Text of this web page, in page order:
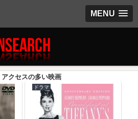
MENU
ドラマ